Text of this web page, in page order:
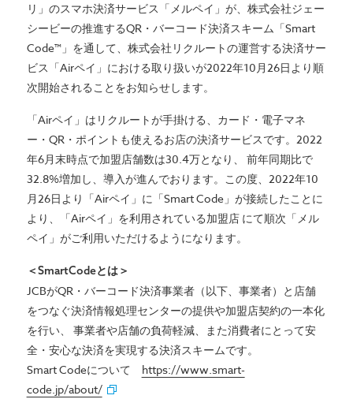
リ」のスマホ決済サービス「メルペイ」が、株式会社ジェー
シービーの推進するQR・バーコード決済スキーム「Smart
Code™」を通して、株式会社リクルートの運営する決済サー
ビス「Airペイ」における取り扱いが2022年10月26日より順
次開始されることをお知らせします。
「Airペイ」はリクルートが手掛ける、カード・電子マネ
ー・QR・ポイントも使えるお店の決済サービスです。2022
年6月末時点で加盟店舗数は30.4万となり、 前年同期比で
32.8%増加し、導入が進んでおります。この度、2022年10
月26日より「Airペイ」に「Smart Code」が接続したことに
より、「Airペイ」を利用されている加盟店 にて順次「メル
ペイ」がご利用いただけるようになります。
＜SmartCodeとは＞
JCBがQR・バーコード決済事業者（以下、事業者）と店舗
をつなぐ決済情報処理センターの提供や加盟店契約の一本化
を行い、 事業者や店舗の負荷軽減、また消費者にとって安
全・安心な決済を実現する決済スキームです。
Smart Codeについて https://www.smart-
code.jp/about/